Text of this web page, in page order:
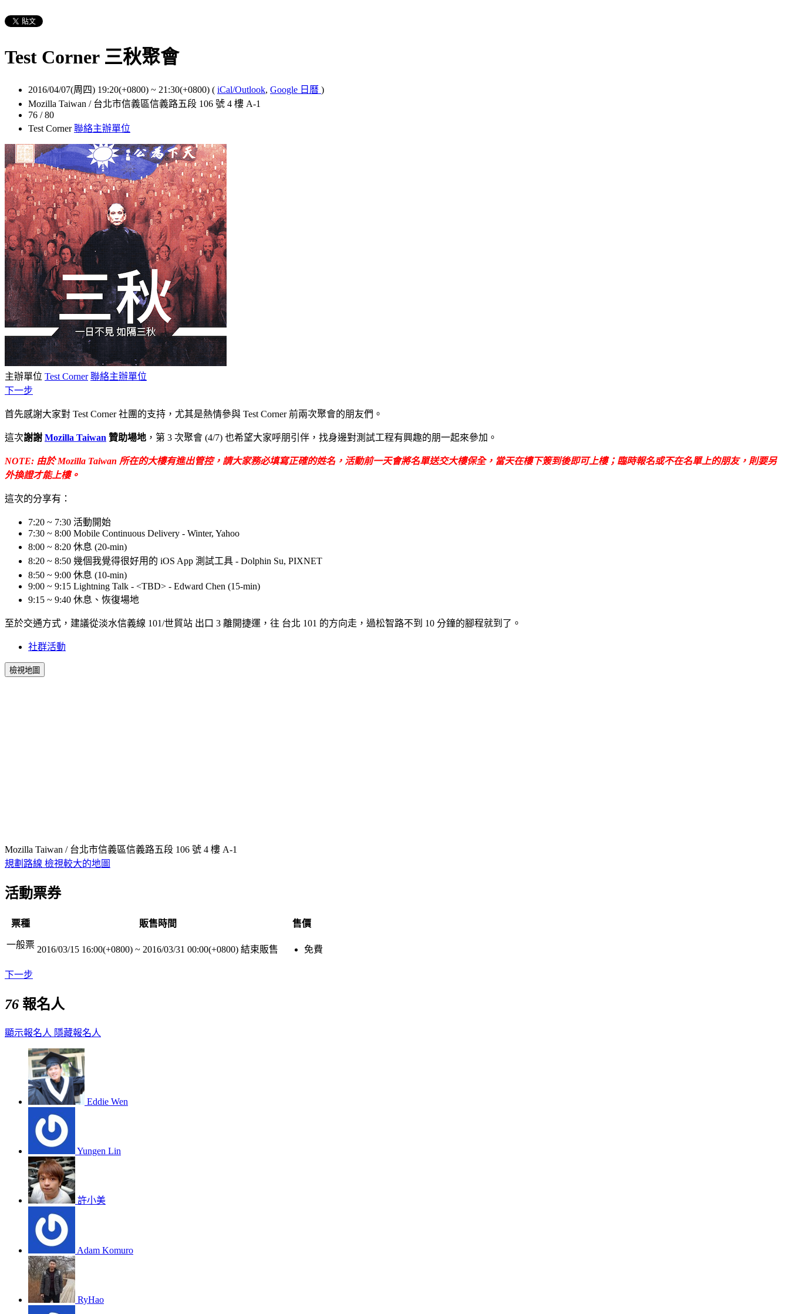
Test Corner 三秋聚會
2016/04/07(周四) 19:20(+0800) ~ 21:30(+0800) ( iCal/Outlook, Google 日曆 )
Mozilla Taiwan / 台北市信義區信義路五段 106 號 4 樓 A-1
76 / 80
Test Corner聯絡主辦單位
主辦單位 Test Corner 聯絡主辦單位
下一步
首先感謝大家對 Test Corner 社團的支持，尤其是熱情參與 Test Corner 前兩次聚會的朋友們。
這次謝謝 Mozilla Taiwan 贊助場地 ，第 3 次聚會 (4/7) 也希望大家呼朋引伴，找身邊對測試工程有興趣的朋一起來參加。
NOTE: 由於 Mozilla Taiwan 所在的大樓有進出管控，請大家務必填寫正確的姓名，活動前一天會將名單送交大樓保全，當天在樓下簽到後即可上樓；臨時報名或不在名單上的朋友，則要另
外換證才能上樓。
這次的分享有：
7:20 ~ 7:30 活動開始
7:30 ~ 8:00 Mobile Continuous Delivery - Winter, Yahoo
8:00 ~ 8:20 休息 (20-min)
8:20 ~ 8:50 幾個我覺得很好用的 iOS App 測試工具 - Dolphin Su, PIXNET
8:50 ~ 9:00 休息 (10-min)
9:00 ~ 9:15 Lightning Talk - <TBD> - Edward Chen (15-min)
9:15 ~ 9:40 休息、恢復場地
至於交通方式，建議從淡水信義線 101/世貿站 出口 3 離開捷運，往 台北 101 的方向走，過松智路不到 10 分鐘的腳程就到了。
社群活動
檢視地圖
Mozilla Taiwan / 台北市信義區信義路五段 106 號 4 樓 A-1
規劃路線 檢視較大的地圖
活動票券
票種 販售時間 售價
一般票 2016/03/15 16:00(+0800) ~ 2016/03/31 00:00(+0800) 結束販售 免費
下一步
76 報名人
顯示報名人 隱藏報名人
Eddie Wen
Yungen Lin
許小美
Adam Komuro
RyHao